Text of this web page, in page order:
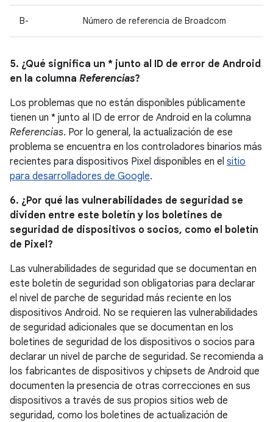
B- Número de referencia de Broadcom
5. ¿Qué significa un * junto al ID de error de Android
en la columna Referencias?
Los problemas que no están disponibles públicamente
tienen un * junto al ID de error de Android en la columna
Referencias. Por lo general, la actualización de ese
problema se encuentra en los controladores binarios más
recientes para dispositivos Pixel disponibles en el sitio
para desarrolladores de Google.
6. ¿Por qué las vulnerabilidades de seguridad se
dividen entre este boletín y los boletines de
seguridad de dispositivos o socios, como el boletín
de Pixel?
Las vulnerabilidades de seguridad que se documentan en
este boletín de seguridad son obligatorias para declarar
el nivel de parche de seguridad más reciente en los
dispositivos Android. No se requieren las vulnerabilidades
de seguridad adicionales que se documentan en los
boletines de seguridad de los dispositivos o socios para
declarar un nivel de parche de seguridad. Se recomienda a
los fabricantes de dispositivos y chipsets de Android que
documenten la presencia de otras correcciones en sus
dispositivos a través de sus propios sitios web de
seguridad, como los boletines de actualización de